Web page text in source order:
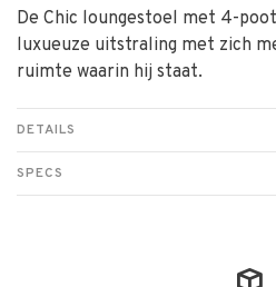
De Chic loungestoel met 4-
luxueuze uitstraling met zich
ruimte waarin hij staat.
DETAILS
SPECS